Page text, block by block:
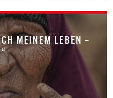
MEINEM LEBEN –